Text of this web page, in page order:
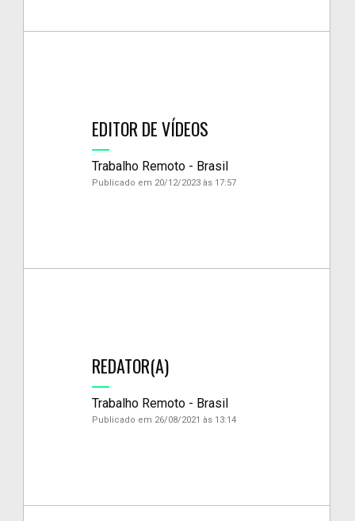
EDITOR DE VÍDEOS
Trabalho Remoto - Brasil
Publicado em 20/12/2023 às 17:57
REDATOR(A)
Trabalho Remoto - Brasil
Publicado em 26/08/2021 às 13:14